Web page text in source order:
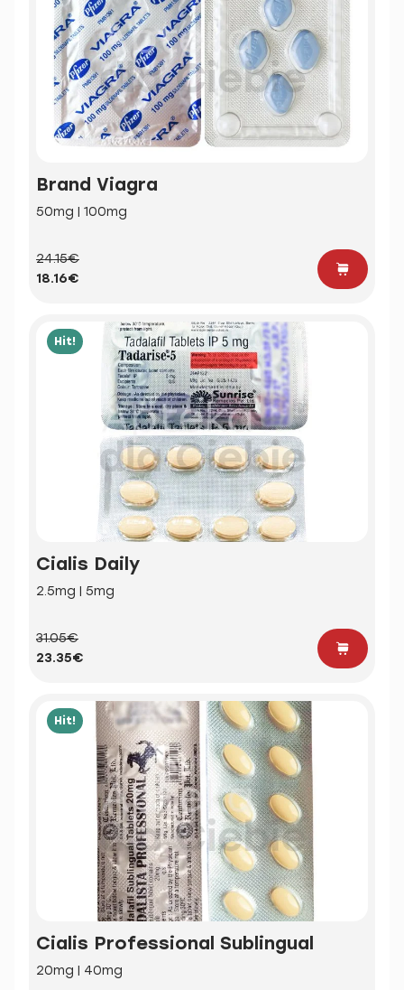
Brand Viagra
50mg | 100mg
24.15€
18.16€
Hit!
Cialis Daily
2.5mg | 5mg
31.05€
23.35€
Hit!
Cialis Professional Sublingual
20mg | 40mg